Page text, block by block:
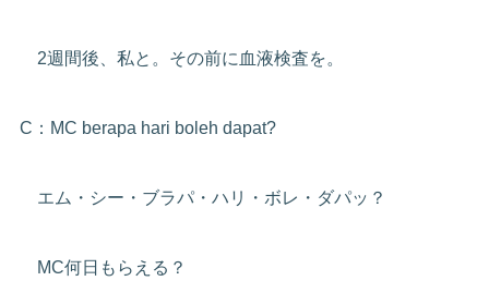
2週間後、私と。その前に血液検査を。
C：MC berapa hari boleh dapat?
エム・シー・ブラパ・ハリ・ボレ・ダパッ？
MC何日もらえる？